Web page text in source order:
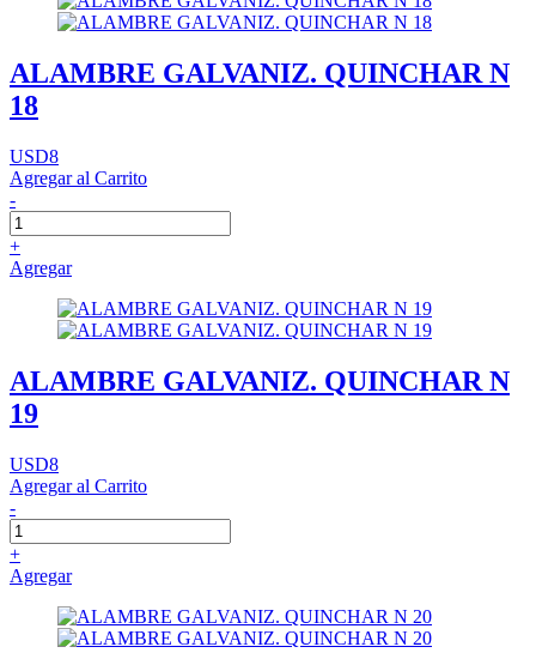
ALAMBRE GALVANIZ. QUINCHAR N
18
USD8
Agregar al Carrito
-
+
Agregar
ALAMBRE GALVANIZ. QUINCHAR N
19
USD8
Agregar al Carrito
-
+
Agregar